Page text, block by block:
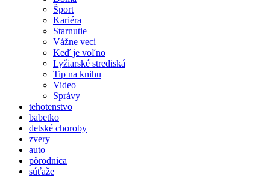
Šport
Kariéra
Starnutie
Vážne veci
Keď je voľno
Lyžiarské strediská
Tip na knihu
Video
Správy
tehotenstvo
babetko
detské choroby
zvery
auto
pôrodnica
súťaže